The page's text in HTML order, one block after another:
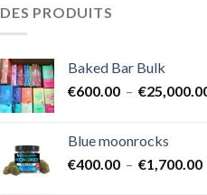
DES PRODUITS
Baked Bar Bulk
€600.00 – €
Blue moonrocks
€400.00 – €1,700.00